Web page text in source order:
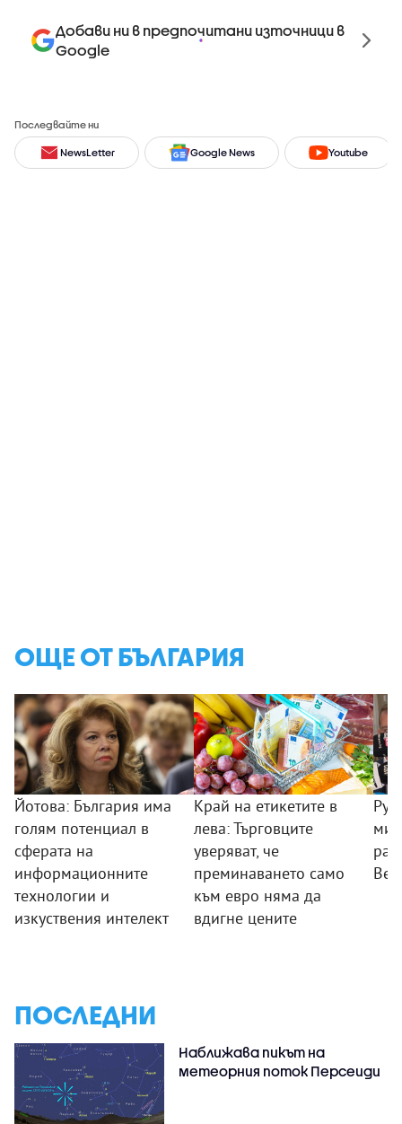
Добави ни в предпочитани източници в
Google
Последвайте ни
NewsLetter Google News Youtube
ОЩЕ ОТ БЪЛГАРИЯ
Йотова: България има
голям потенциал в
сферата на
информационните
технологии и
изкуствения интелект
Край на етикетите в
лева: Търговците
уверяват, че
преминаването само
към евро няма да
вдигне цените
ПОСЛЕДНИ
Наближава пикът на
метеорния поток Персеиди